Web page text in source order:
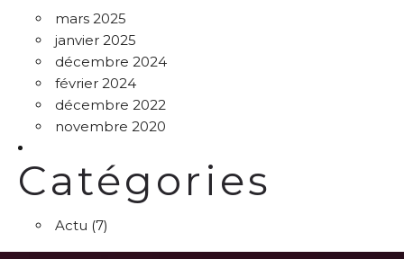
mars 2025
janvier 2025
décembre 2024
février 2024
décembre 2022
novembre 2020
Catégories
Actu (7)